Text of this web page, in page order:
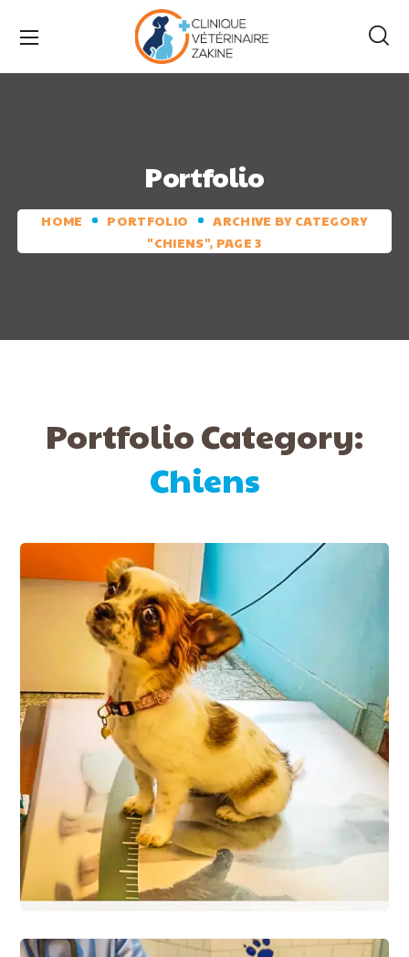
Portfolio
HOME PORTFOLIO
ARCHIVE BY CATEGORY
"CHIENS", PAGE 3
Portfolio Category:
Chiens